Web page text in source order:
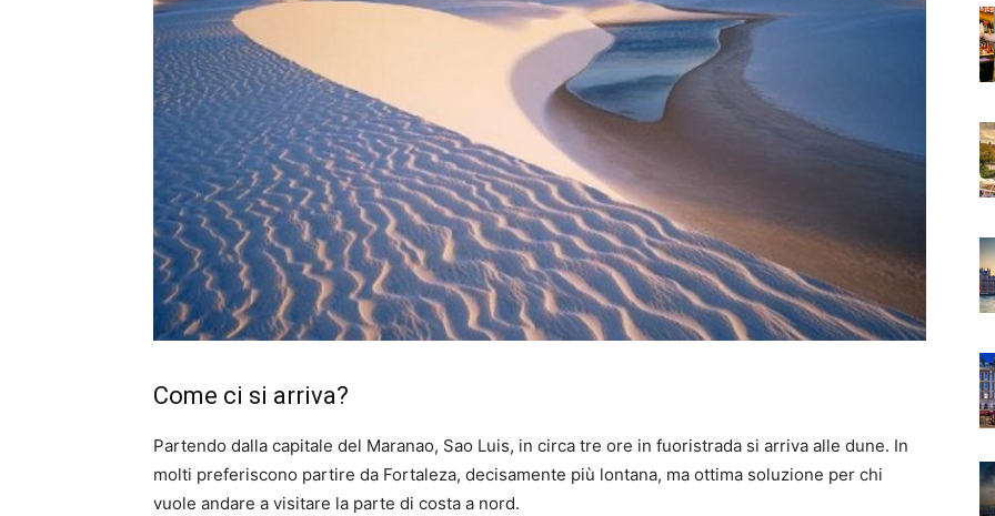
Come ci si arriva?
Partendo dalla capitale del Maranao, Sao Luis, in circa tre ore in fuoristrada si arriva alle dune. In
molti preferiscono partire da Fortaleza, decisamente più lontana, ma ottima soluzione per chi
vuole andare a visitare la parte di costa a nord.